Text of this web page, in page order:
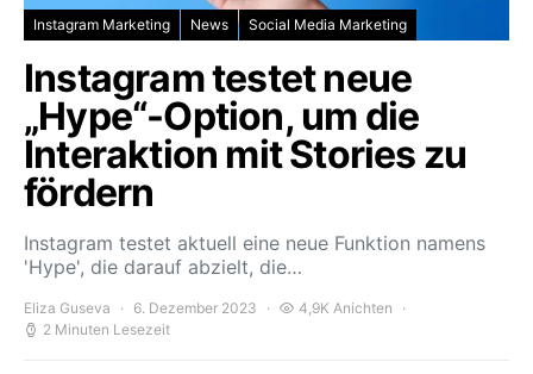
Instagram Marketing News Social Media Marketing
Instagram testet neue
„Hype“-Option, um die
Interaktion mit Stories zu
fördern
Instagram testet aktuell eine neue Funktion namens
'Hype', die darauf abzielt, die…
Eliza Guseva 6. Dezember 2023
4,9K Anichten
2 Minuten Lesezeit